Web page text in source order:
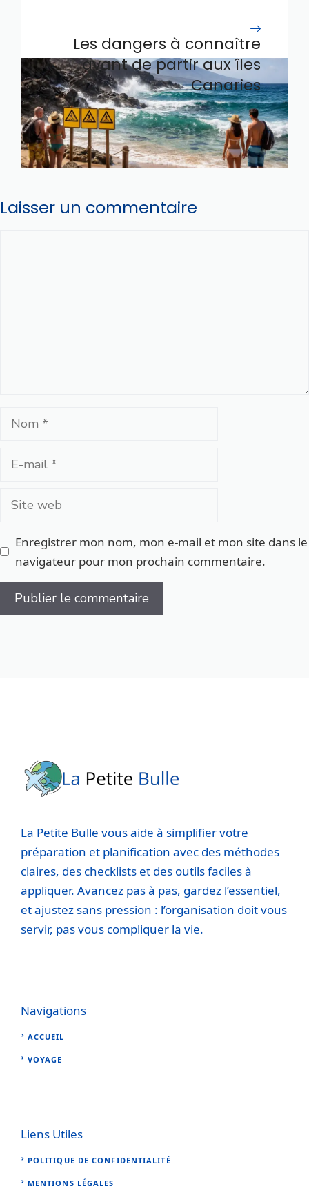
Les dangers à connaître
avant de partir aux îles
Canaries
Laisser un commentaire
Nom
Site
Enregistrer mon nom, mon e-mail et mon site dans le
navigateur pour mon prochain commentaire.
La Petite Bulle vous aide à simplifier votre
préparation et planification avec des méthodes
claires, des checklists et des outils faciles à
appliquer. Avancez pas à pas, gardez l’essentiel,
et ajustez sans pression : l’organisation doit vous
servir, pas vous compliquer la vie.
Navigations
ACCUEIL
VOYAGE
Liens Utiles
POLITIQUE DE CONFIDENTIALITÉ
MENTIONS LÉGALES